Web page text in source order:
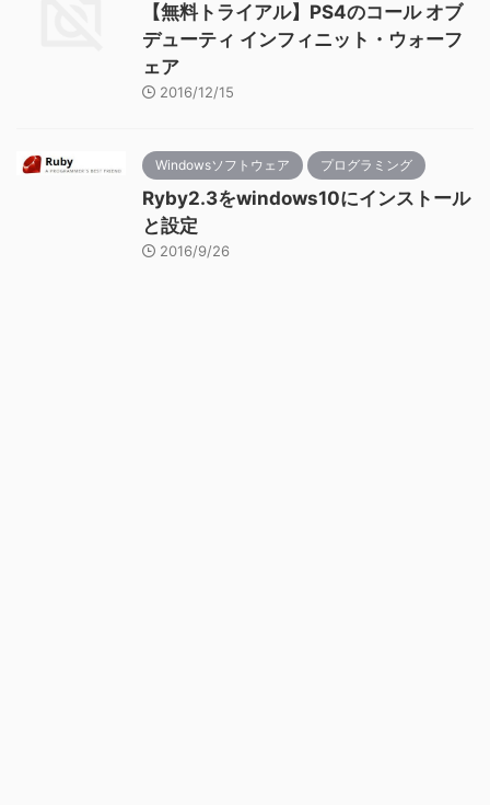
【無料トライアル】PS4のコール オブ
デューティ インフィニット・ウォーフ
ェア
2016/12/15
Windowsソフトウェア プログラミング
Ryby2.3をwindows10にインストール
と設定
2016/9/26